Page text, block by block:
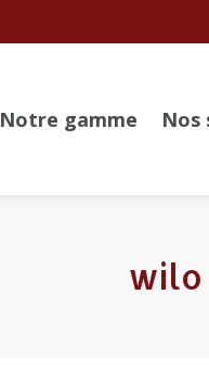
Notre gamme Nos
wilo